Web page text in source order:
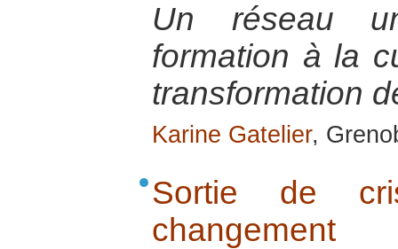
Un réseau
formation à la
transformation
Karine Gatelier,
Sortie de
changement